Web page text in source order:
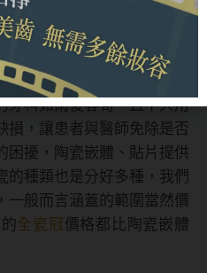
的價格比較
牙科如雨後春筍，且不只用
損，讓患者與醫師免除是否
困擾，陶瓷嵌體、貼片提供
的種類也是分好多種，我們
一般而言涵蓋的範圍當然價
全瓷冠價格都比陶瓷嵌體